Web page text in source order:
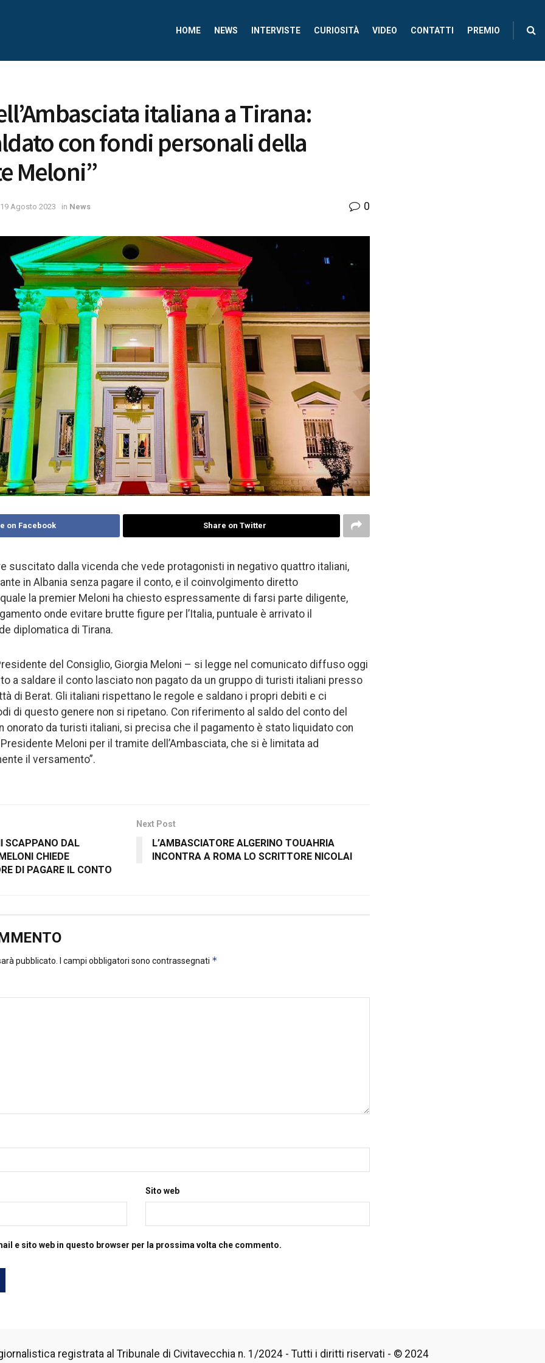
HOME NEWS INTERVISTE CURIOSITÀ VIDEO CONTATTI PREMIO
italiana a Tirana:
con fondi personali della
Meloni”
19 Agosto 2023 in News 0
on Facebook Share on Twitter
suscitato dalla vicenda che vede protagonisti in negativo quattro italiani,
in Albania senza pagare il conto, e il coinvolgimento diretto
quale la premier Meloni ha chiesto espressamente di farsi parte diligente,
onde evitare brutte figure per l’Italia, puntuale è arrivato il
diplomatica di Tirana.
del Consiglio, Giorgia Meloni – si legge nel comunicato diffuso oggi
a saldare il conto lasciato non pagato da un gruppo di turisti italiani presso
di Berat. Gli italiani rispettano le regole e saldano i propri debiti e ci
di questo genere non si ripetano. Con riferimento al saldo del conto del
onorato da turisti italiani, si precisa che il pagamento è stato liquidato con
Meloni per il tramite dell’Ambasciata, che si è limitata ad
il versamento”.
SCAPPANO DAL
CHIEDE
DI PAGARE IL CONTO
Next Post
L’AMBASCIATORE ALGERINO TOUAHRIA
INCONTRA A ROMA LO SCRITTORE NICOLAI
pubblicato. I campi obbligatori sono contrassegnati *
Sito web
e sito web in questo browser per la prossima volta che commento.
registrata al Tribunale di Civitavecchia n. 1/2024 - Tutti i diritti riservati - © 2024